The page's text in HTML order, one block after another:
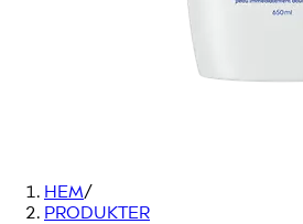
HEM/
PRODUKTER